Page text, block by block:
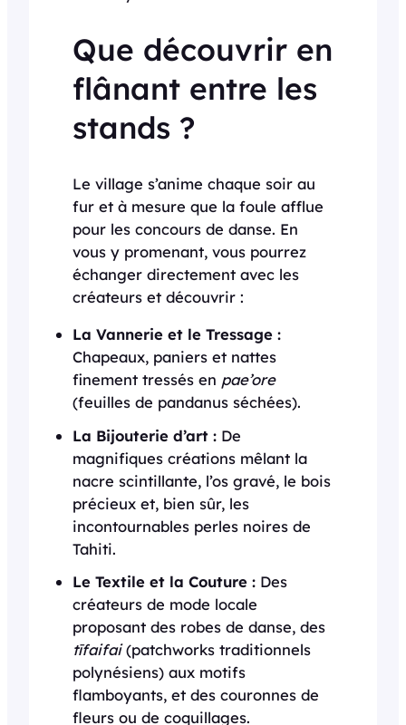
Que découvrir en
flânant entre les
stands ?
Le village s’anime chaque soir au
fur et à mesure que la foule afflue
pour les concours de danse. En
vous y promenant, vous pourrez
échanger directement avec les
créateurs et découvrir :
La Vannerie et le Tressage :
Chapeaux, paniers et nattes
finement tressés en pae’ore
(feuilles de pandanus séchées).
La Bijouterie d’art : De
magnifiques créations mêlant la
nacre scintillante, l’os gravé, le bois
précieux et, bien sûr, les
incontournables perles noires de
Tahiti.
Le Textile et la Couture : Des
créateurs de mode locale
proposant des robes de danse, des
tīfaifai(patchworks traditionnels
polynésiens) aux motifs
flamboyants, et des couronnes de
fleurs ou de coquillages.